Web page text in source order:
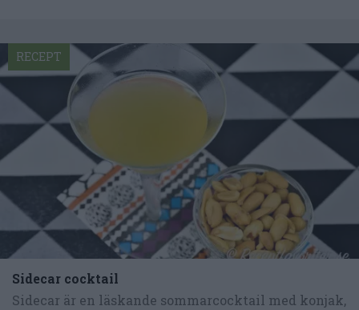
Sidecar cocktail
Sidecar är en läskande sommarcocktail med konjak,
RECEPT